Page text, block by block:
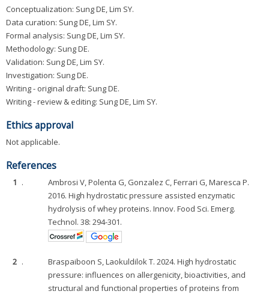
Conceptualization: Sung DE, Lim SY.
Data curation: Sung DE, Lim SY.
Formal analysis: Sung DE, Lim SY.
Methodology: Sung DE.
Validation: Sung DE, Lim SY.
Investigation: Sung DE.
Writing - original draft: Sung DE.
Writing - review & editing: Sung DE, Lim SY.
Ethics approval
Not applicable.
References
1 .
Ambrosi V, Polenta G, Gonzalez C, Ferrari G, Maresca P.
2016. High hydrostatic pressure assisted enzymatic
hydrolysis of whey proteins. Innov. Food Sci. Emerg.
Technol. 38: 294-301.
2 .
Braspaiboon S, Laokuldilok T. 2024. High hydrostatic
pressure: influences on allergenicity, bioactivities, and
structural and functional properties of proteins from